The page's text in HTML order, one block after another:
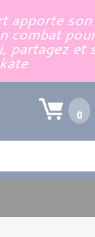
apporte
combat
partagez et
0